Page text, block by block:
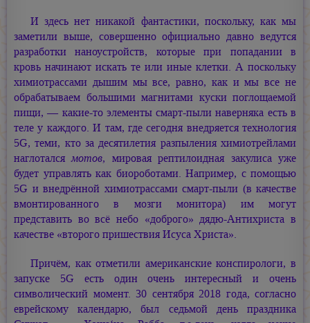
И здесь нет никакой фантастики, поскольку, как мы
заметили выше, совершенно официально давно ведутся
разработки наноустройств, которые при попадании в
кровь начинают искать те или иные клетки. А поскольку
химиотрассами дышим мы все, равно, как и мы все не
обрабатываем большими магнитами куски поглощаемой
пищи, — какие-то элементы смарт-пыли наверняка есть в
теле у каждого. И там, где сегодня внедряется технология
5G, теми, кто за десятилетия разпыления химиотрейлами
наглоталсямотов, мировая рептилоидная закулиса уже
будет управлять как биороботами. Например, с помощью
5G и внедрённой химиотрассами смарт-пыли (в качестве
вмонтированного в мозги монитора) им могут
представить во всё небо «доброго» дядю-Антихриста в
качестве «второго пришествия Исуса Христа».
Причём, как отметили американские конспирологи, в
запуске 5G есть один очень интересный и очень
символический момент. 30 сентября 2018 года, согласно
еврейскому календарю, был седьмой день праздника